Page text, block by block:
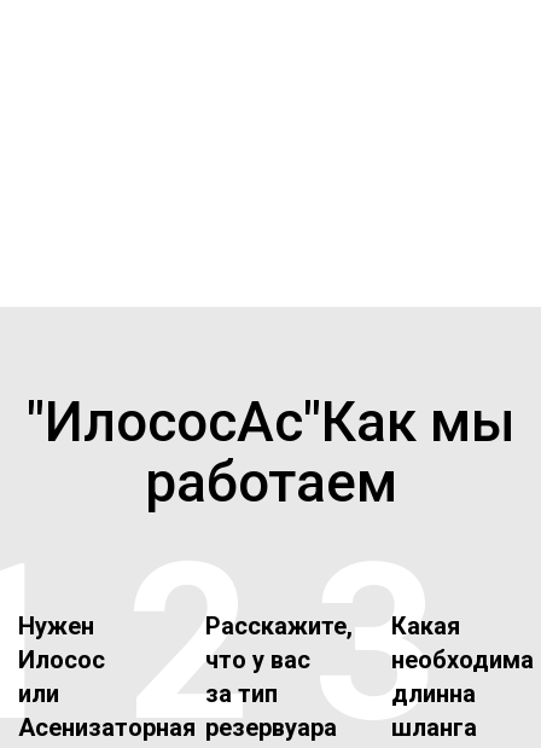
"ИлососАс"Как мы
работаем
Нужен
Илосос
или
Асенизаторная 2
Расскажите,
что у вас
за тип
резервуара3
Какая
необходима
длинна
шланга